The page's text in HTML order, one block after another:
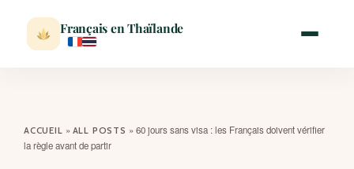
Français en Thaïlande
ACCUEIL » ALL POSTS » 60 jours sans visa : les Français doivent vérifier
la règle avant de partir